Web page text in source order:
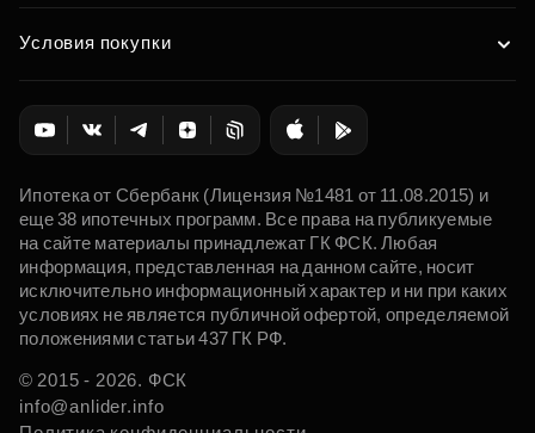
Условия покупки
Ипотека от Сбербанк (Лицензия №1481 от 11.08.2015) и
еще 38 ипотечных программ. Все права на публикуемые
на сайте материалы принадлежат ГК ФСК. Любая
информация, представленная на данном сайте, носит
исключительно информационный характер и ни при каких
условиях не является публичной офертой, определяемой
положениями статьи 437 ГК РФ.
© 2015 - 2026. ФСК
info@anlider.info